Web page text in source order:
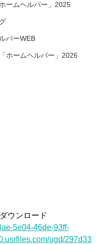
ームヘルパー」2025
パーWEB
ホームヘルパー」2026
ウンロード
5e04-46de-93ff-
ugd/297d33